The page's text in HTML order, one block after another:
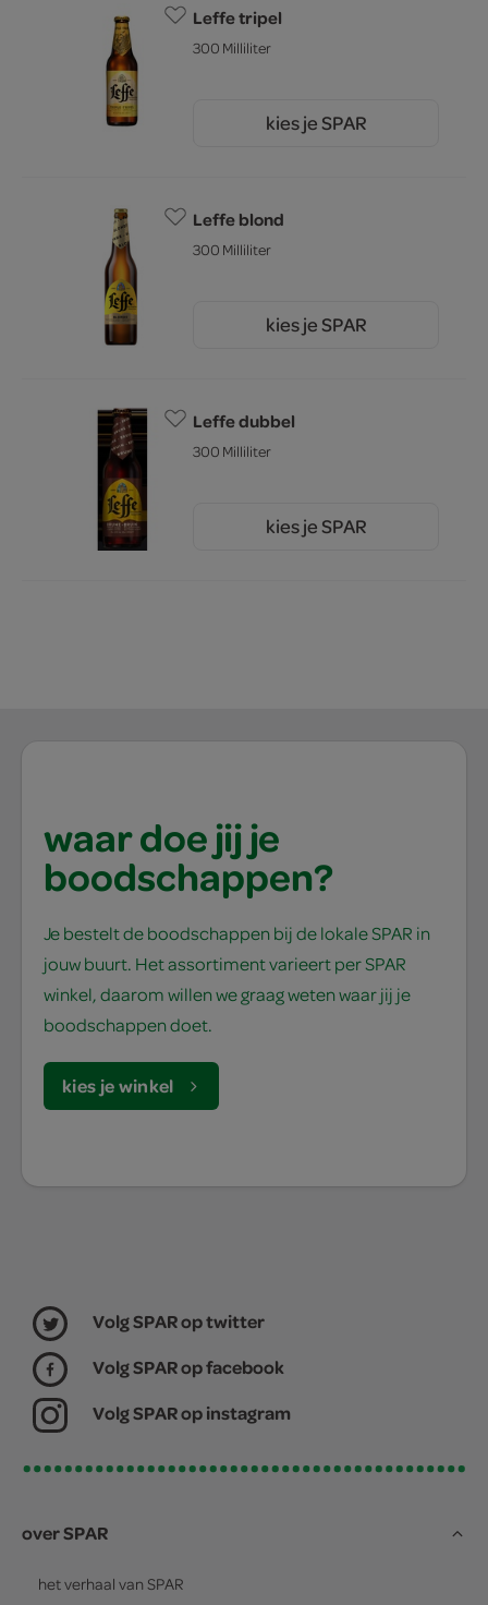
Leffe tripel
300 Milliliter
kies je SPAR
Leffe blond
300 Milliliter
kies je SPAR
Leffe dubbel
300 Milliliter
kies je SPAR
waar doe jij je
boodschappen?
Je bestelt de boodschappen bij de lokale SPAR in
jouw buurt. Het assortiment varieert per SPAR
winkel, daarom willen we graag weten waar jij je
boodschappen doet.
kies je winkel
Volg SPAR op twitter
Volg SPAR op facebook
Volg SPAR op instagram
over SPAR
het verhaal van SPAR